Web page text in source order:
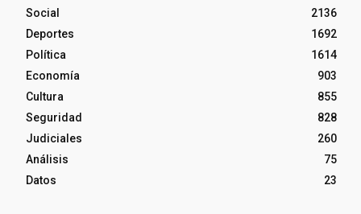
Social
2136
Deportes
1692
Política
1614
Economía
903
Cultura
855
Seguridad
828
Judiciales
260
Análisis
75
Datos
23